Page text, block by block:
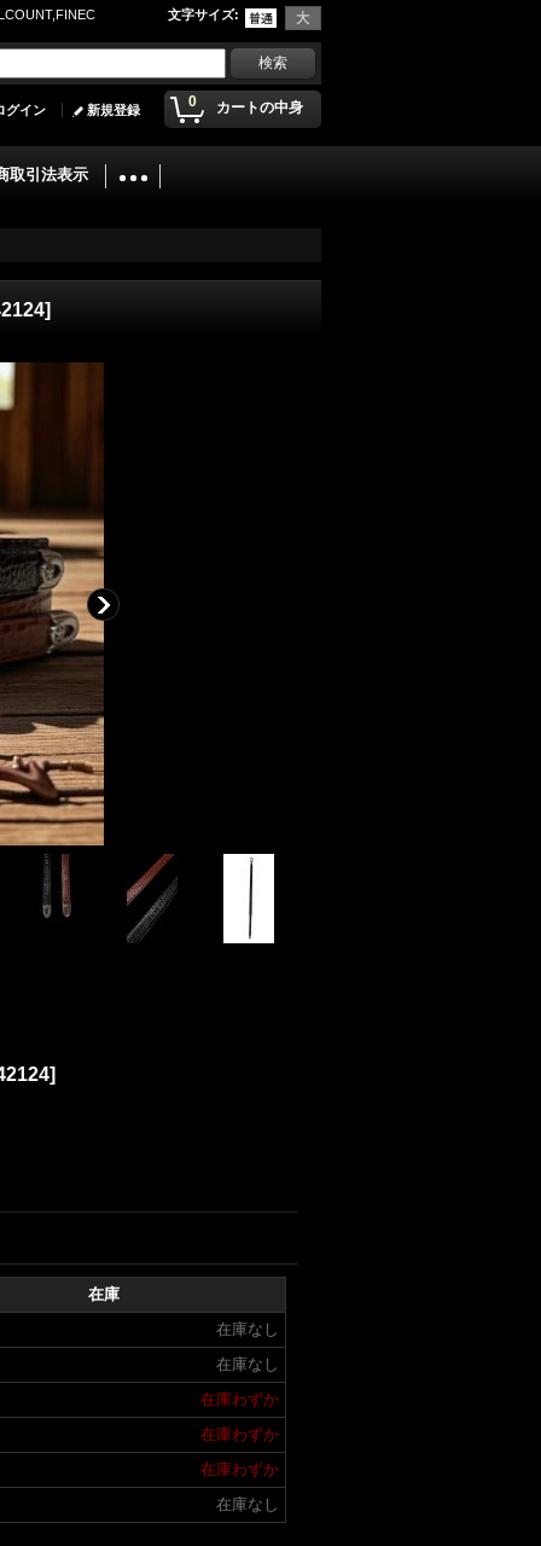
文字サイズ:
0 カートの中身
グイン 新規登録
取引法表示
]
]
在庫
在庫なし
在庫なし
在庫わずか
在庫わずか
在庫わずか
在庫なし